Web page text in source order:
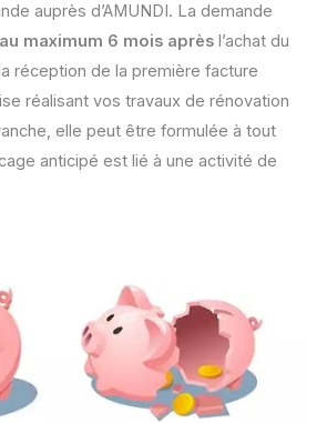
auprès d’AMUNDI. La demande
au maximum 6 mois après l’achat du
réception de la première facture
réalisant vos travaux de rénovation
elle peut être formulée à tout
anticipé est lié à une activité de